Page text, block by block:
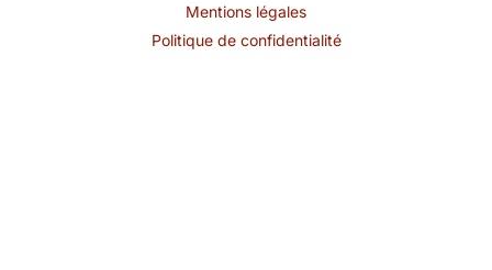
Mentions légales
Politique de confidentialité